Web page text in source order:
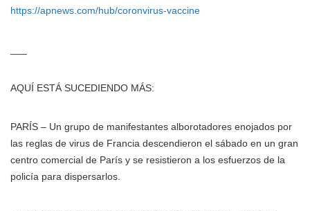
https://apnews.com/hub/coronvirus-vaccine
AQUÍ ESTÁ SUCEDIENDO MÁS:
PARÍS – Un grupo de manifestantes alborotadores enojados por
las reglas de virus de Francia descendieron el sábado en un gran
centro comercial de París y se resistieron a los esfuerzos de la
policía para dispersarlos.